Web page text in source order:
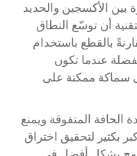
بين الأكسجين والحديد
أن توسّع النطاق
بنسبة ٣٠–٥٠٪ مقارنةً بالقطع باستخدام
عندما تكون
سماكة ممكنة على
الحافة المتفوقة ويمنع
بكثير لتحقيق اختراق